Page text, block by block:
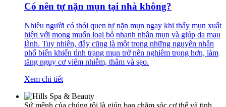
Có nên tự nặn mụn tại nhà không?
Nhiều người có thói quen tự nặn mụn ngay khi thấy mụn xuất
hiện với mong muốn loại bỏ nhanh nhân mụn và giúp da mau
lành. Tuy nhiên, đây cũng là một trong những nguyên nhân
phổ biến khiến tình trạng mụn trở nên nghiêm trọng hơn, làm
tăng nguy cơ viêm nhiễm, thâm và sẹo.
Xem chi tiết